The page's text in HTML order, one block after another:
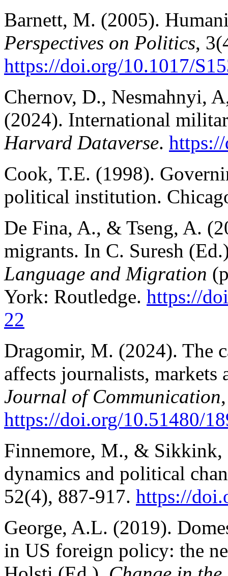
Barnett, M. (2005).
Perspectives on Politics,
https://doi.org/10.1017/
Chernov, D., Nesmahnyi,
(2024). International
Harvard Dataverse.
Cook, T.E. (1998).
political institution.
De Fina, A., & Tseng, A.
migrants. In C. Suresh
Language and Migration
York: Routledge. https://
22
Dragomir, M. (2024). The
affects journalists, markets
Journal of Communication
https://doi.org/10.51480/
Finnemore, M., &
dynamics and political
52(4), 887-917. https://
George, A.L. (2019).
in US foreign policy: the